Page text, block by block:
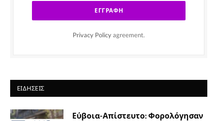
Privacy Policy agreement.
ΕΙΔΉΣΕΙΣ
Εύβοια-Απίστευτο: Φορολόγησαν